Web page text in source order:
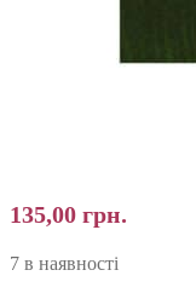
135,00 грн.
7 в наявності